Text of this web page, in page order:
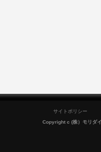
サイトポリシー
Copyright c (株）モリダ